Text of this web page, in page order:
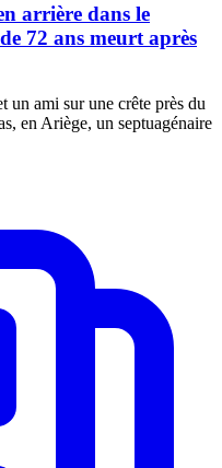
arrière dans le
72 ans meurt après
un ami sur une crête près du
en Ariège, un septuagénaire